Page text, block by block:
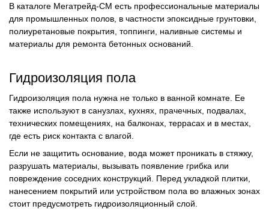
В каталоге Мегатрейд-СМ есть профессиональные материалы
для промышленных полов, в частности эпоксидные грунтовки,
полиуретановые покрытия, топпинги, наливные системы и
материалы для ремонта бетонных оснований.
Гидроизоляция пола
Гидроизоляция пола нужна не только в ванной комнате. Ее
также используют в санузлах, кухнях, прачечных, подвалах,
технических помещениях, на балконах, террасах и в местах,
где есть риск контакта с влагой.
Если не защитить основание, вода может проникать в стяжку,
разрушать материалы, вызывать появление грибка или
повреждение соседних конструкций. Перед укладкой плитки,
нанесением покрытий или устройством пола во влажных зонах
стоит предусмотреть гидроизоляционный слой.